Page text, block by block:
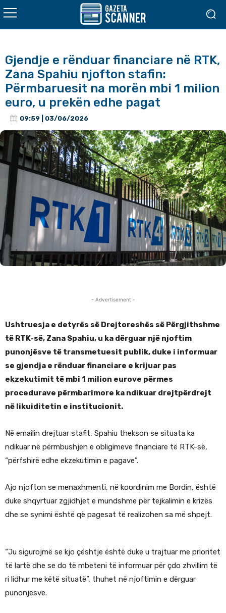
Gjendje e rënduar financiare në RTK,
Zana Spahiu njofton stafin:
Përmbaruesit na morën mbi 1 milion
euro, u prekën edhe pagat
09:59 | 03/06/2026
- Advertisement -
Ushtruesja e detyrës së Drejtoreshës së Përgjithshme
të RTK-së, Zana Spahiu, u ka dërguar një njoftim
punonjësve të transmetuesit publik, duke i informuar
se gjendja e rënduar financiare e krijuar pas
ekzekutimit të mbi 1 milion eurove përmes
procedurave përmbarimore ka ndikuar drejtpërdrejt
në likuiditetin e institucionit.
Në emailin drejtuar stafit, Spahiu thekson se situata ka
ndikuar në përmbushjen e obligimeve financiare të RTK-së,
“përfshirë edhe ekzekutimin e pagave”.
Ajo njofton se menaxhmenti, në koordinim me Bordin, është
duke shqyrtuar zgjidhjet e mundshme për tejkalimin e krizës
dhe se synimi është që pagesat të realizohen sa më shpejt.
“Ju sigurojmë se kjo çështje është duke u trajtuar me prioritet
të lartë dhe se do të mbeteni të informuar për çdo zhvillim të
ri lidhur me këtë situatë”, thuhet në njoftimin e dërguar
punonjësve.